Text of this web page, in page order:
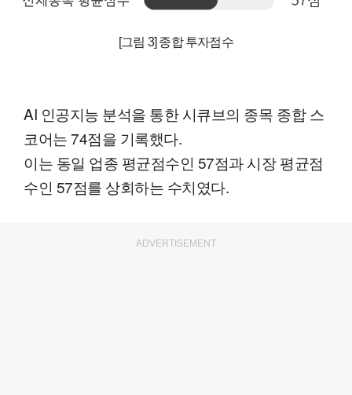
[그림 3] 종합 투자점수
AI 인공지능 분석을 통한 시큐브의 종목 종합 스
코어는 74점을 기록했다.
이는 동일 업종 평균점수인 57점과 시장 평균점
수인 57점를 상회하는 수치였다.
ADVERTISEMENT